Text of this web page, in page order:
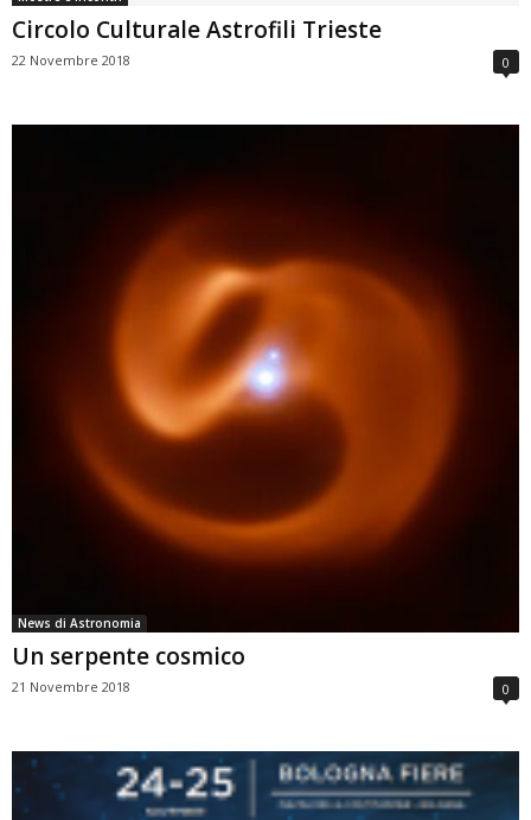
Circolo Culturale Astrofili Trieste
22 Novembre 2018 0
News di Astronomia
Un serpente cosmico
21 Novembre 2018 0